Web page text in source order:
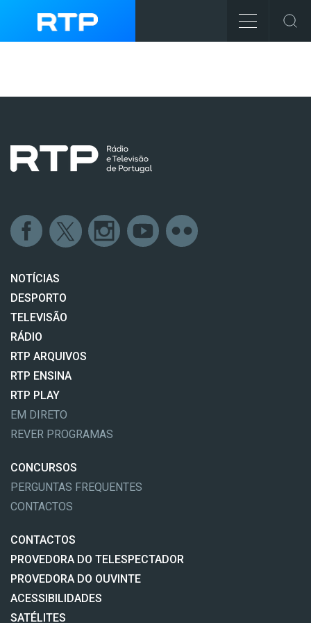
NOTÍCIAS
DESPORTO
TELEVISÃO
RÁDIO
RTP ARQUIVOS
RTP ENSINA
RTP PLAY
EM DIRETO
REVER PROGRAMAS
CONCURSOS
PERGUNTAS FREQUENTES
CONTACTOS
CONTACTOS
PROVEDORA DO TELESPECTADOR
PROVEDORA DO OUVINTE
ACESSIBILIDADES
SATÉLITES